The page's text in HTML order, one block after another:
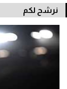
نرشح لكم